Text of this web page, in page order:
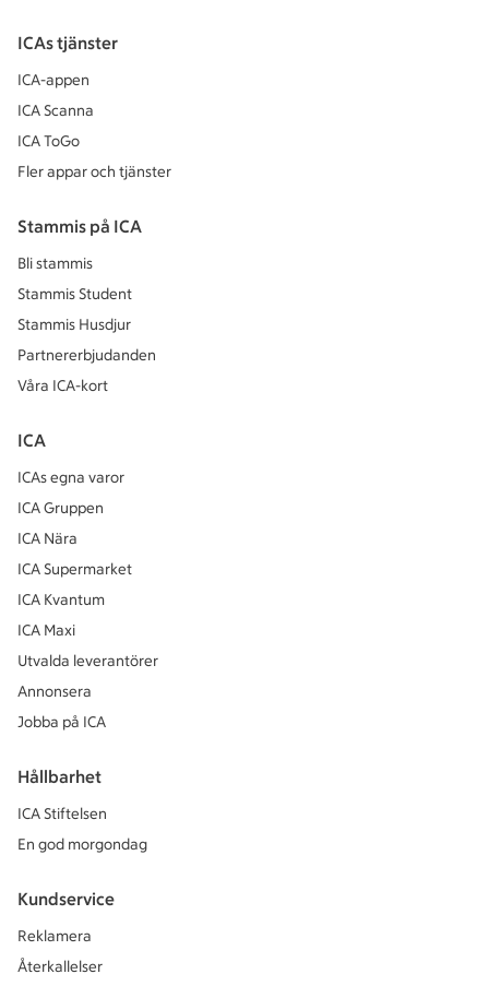
ICAs tjänster
ICA-appen
ICA Scanna
ICA ToGo
Fler appar och tjänster
Stammis på ICA
Bli stammis
Stammis Student
Stammis Husdjur
Partnererbjudanden
Våra ICA-kort
ICA
ICAs egna varor
ICA Gruppen
ICA Nära
ICA Supermarket
ICA Kvantum
ICA Maxi
Utvalda leverantörer
Annonsera
Jobba på ICA
Hållbarhet
ICA Stiftelsen
En god morgondag
Kundservice
Reklamera
Återkallelser